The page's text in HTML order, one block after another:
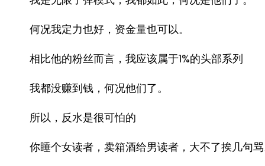
何况我定力也好，资金量也可以。
相比他的粉丝而言，我应该属于1%的头部系列
我都没赚到钱，何况他们了。
所以，反水是很可怕的
你睡个女读者，卖箱酒给男读者，大不了挨几句